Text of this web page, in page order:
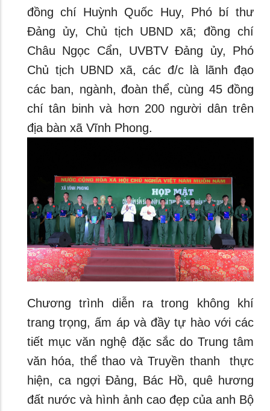
đồng chí Huỳnh Quốc Huy, Phó bí thư
Đảng ủy, Chủ tịch UBND xã; đồng chí
Châu Ngọc Cẩn, UVBTV Đảng ủy, Phó
Chủ tịch UBND xã, các đ/c là lãnh đạo
các ban, ngành, đoàn thể, cùng 45 đồng
chí tân binh và hơn 200 người dân trên
địa bàn xã Vĩnh Phong.
Chương trình diễn ra trong không khí
trang trọng, ấm áp và đầy tự hào với các
tiết mục văn nghệ đặc sắc do Trung tâm
văn hóa, thể thao và Truyền thanh thực
hiện, ca ngợi Đảng, Bác Hồ, quê hương
đất nước và hình ảnh cao đẹp của anh Bộ